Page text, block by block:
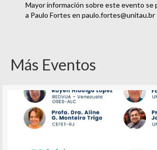
Mayor información sobre este evento se
a Paulo Fortes en paulo.fortes@unitau.br
Más Eventos